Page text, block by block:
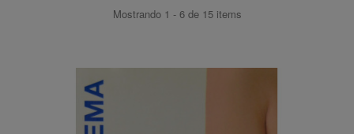
Mostrando 1 - 6 de 15 items